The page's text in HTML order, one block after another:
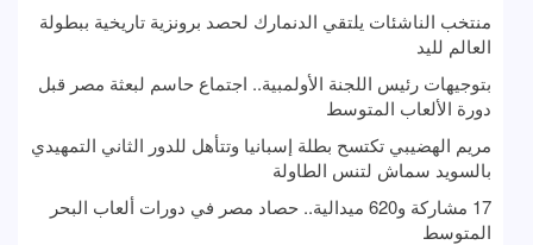
منتخب الناشئات يلتقي الدنمارك لحصد برونزية تاريخية ببطولة
العالم لليد
بتوجيهات رئيس اللجنة الأولمبية.. اجتماع حاسم لبعثة مصر قبل
دورة الألعاب المتوسط
مريم الهضيبي تكتسح بطلة إسبانيا وتتأهل للدور الثاني التمهيدي
بالسويد سماش لتنس الطاولة
17 مشاركة و620 ميدالية.. حصاد مصر في دورات ألعاب البحر
المتوسط